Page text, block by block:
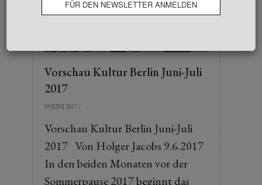
Vorschau Kultur Berlin Juni-Juli
2017
09 JUNI 2017 /
Vorschau Kultur Berlin Juni-Juli
2017 Von Holger Jacobs 9.6.2017
In den beiden Monaten vor der
Sommerpause 2017 beginnt das